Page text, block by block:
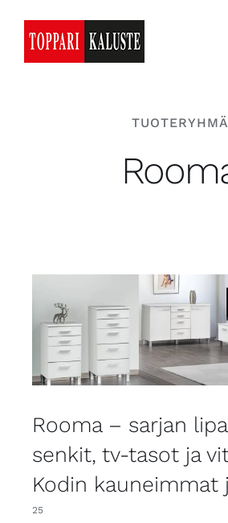
content
TUOTERYHMÄ
Rooma – sarjan
senkit, tv-tasot ja
Kodin kauneimmat
25